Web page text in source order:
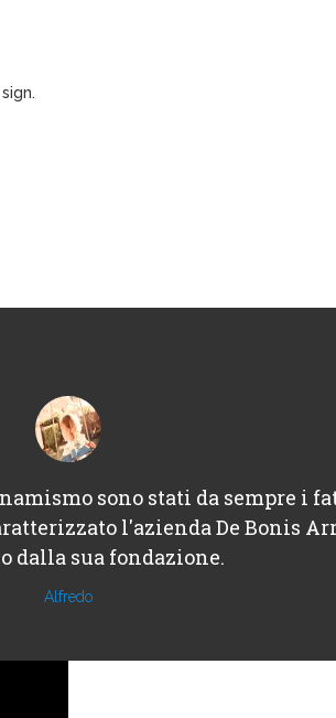
sono stati da sempre i
l'azienda De Bonis
dalla sua fondazione.
Alfredo